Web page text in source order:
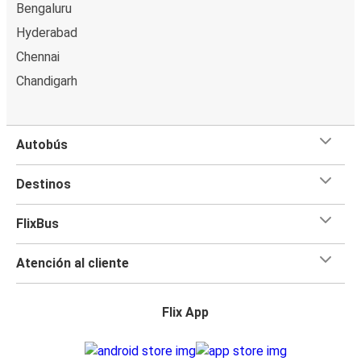
Bengaluru
Hyderabad
Chennai
Chandigarh
Autobús
Destinos
FlixBus
Atención al cliente
Flix App